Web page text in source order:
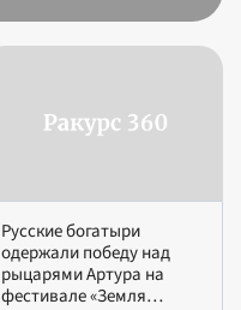
Русские богатыри
одержали победу над
рыцарями Артура на
фестивале «Земля